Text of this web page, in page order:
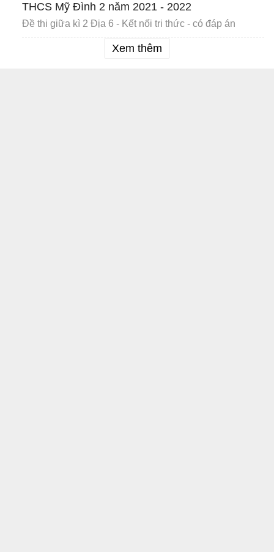
THCS Mỹ Đình 2 năm 2021 - 2022
Đề thi giữa kì 2 Địa 6 - Kết nối tri thức - có đáp án
Xem thêm